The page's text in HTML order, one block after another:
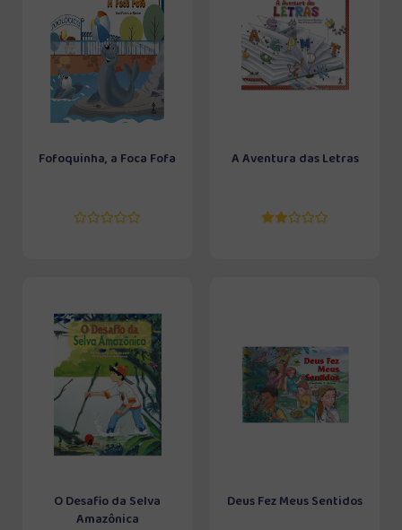
Fofoquinha, a Foca Fofa A Aventura das Letras
O Desafio da Selva
Amazônica
Deus Fez Meus Sentidos